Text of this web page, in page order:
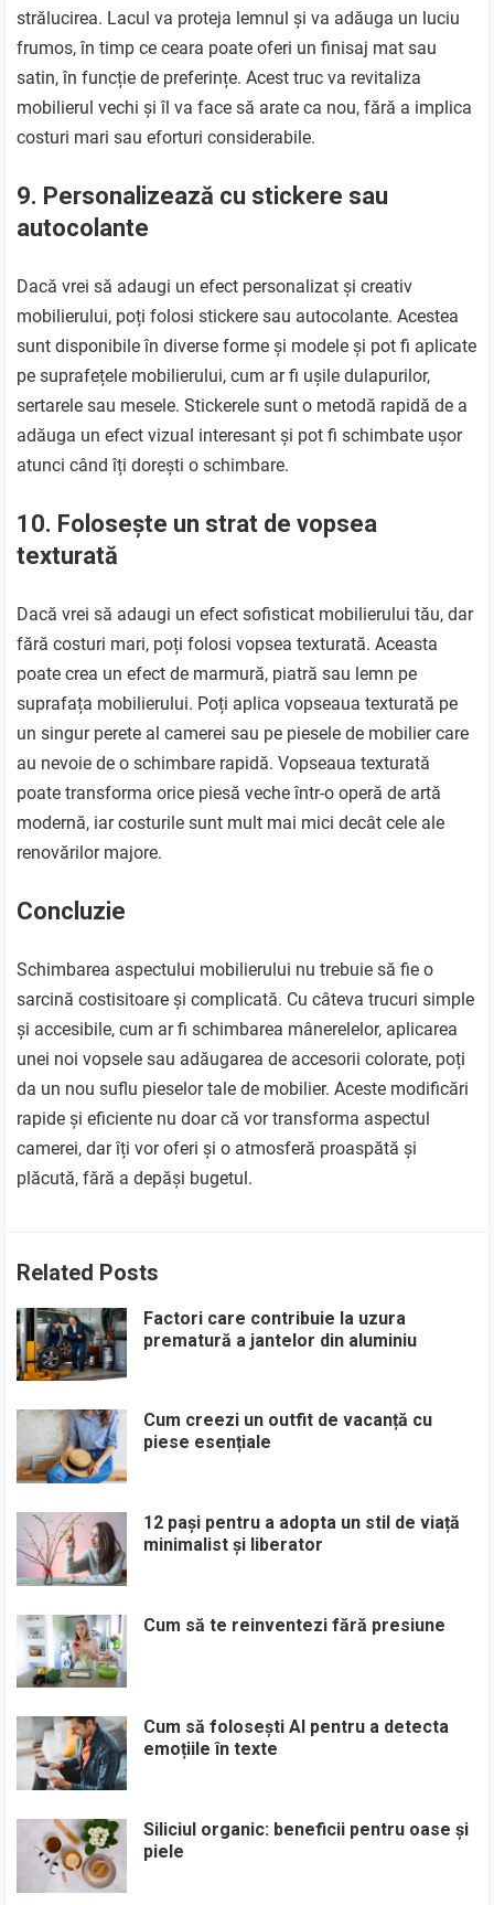
strălucirea. Lacul va proteja lemnul și va adăuga un luciu
frumos, în timp ce ceara poate oferi un finisaj mat sau
satin, în funcție de preferințe. Acest truc va revitaliza
mobilierul vechi și îl va face să arate ca nou, fără a implica
costuri mari sau eforturi considerabile.
9. Personalizează cu stickere sau
autocolante
Dacă vrei să adaugi un efect personalizat și creativ
mobilierului, poți folosi stickere sau autocolante. Acestea
sunt disponibile în diverse forme și modele și pot fi aplicate
pe suprafețele mobilierului, cum ar fi ușile dulapurilor,
sertarele sau mesele. Stickerele sunt o metodă rapidă de a
adăuga un efect vizual interesant și pot fi schimbate ușor
atunci când îți dorești o schimbare.
10. Folosește un strat de vopsea
texturată
Dacă vrei să adaugi un efect sofisticat mobilierului tău, dar
fără costuri mari, poți folosi vopsea texturată. Aceasta
poate crea un efect de marmură, piatră sau lemn pe
suprafața mobilierului. Poți aplica vopseaua texturată pe
un singur perete al camerei sau pe piesele de mobilier care
au nevoie de o schimbare rapidă. Vopseaua texturată
poate transforma orice piesă veche într-o operă de artă
modernă, iar costurile sunt mult mai mici decât cele ale
renovărilor majore.
Concluzie
Schimbarea aspectului mobilierului nu trebuie să fie o
sarcină costisitoare și complicată. Cu câteva trucuri simple
și accesibile, cum ar fi schimbarea mânerelelor, aplicarea
unei noi vopsele sau adăugarea de accesorii colorate, poți
da un nou suflu pieselor tale de mobilier. Aceste modificări
rapide și eficiente nu doar că vor transforma aspectul
camerei, dar îți vor oferi și o atmosferă proaspătă și
plăcută, fără a depăși bugetul.
Related Posts
Factori care contribuie la uzura
prematură a jantelor din aluminiu
Cum creezi un outfit de vacanță cu
piese esențiale
12 pași pentru a adopta un stil de viață
minimalist și liberator
Cum să te reinventezi fără presiune
Cum să folosești AI pentru a detecta
emoțiile în texte
Siliciul organic: beneficii pentru oase și
piele